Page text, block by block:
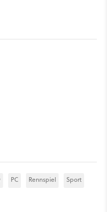
PC Rennspiel Sport